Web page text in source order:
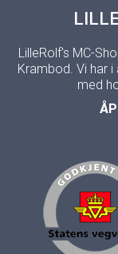
LilleRolf's MC-
Krambod. Vi har
med